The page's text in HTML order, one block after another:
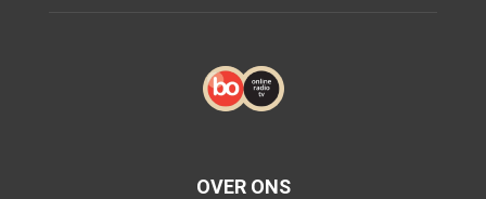
OVER ONS